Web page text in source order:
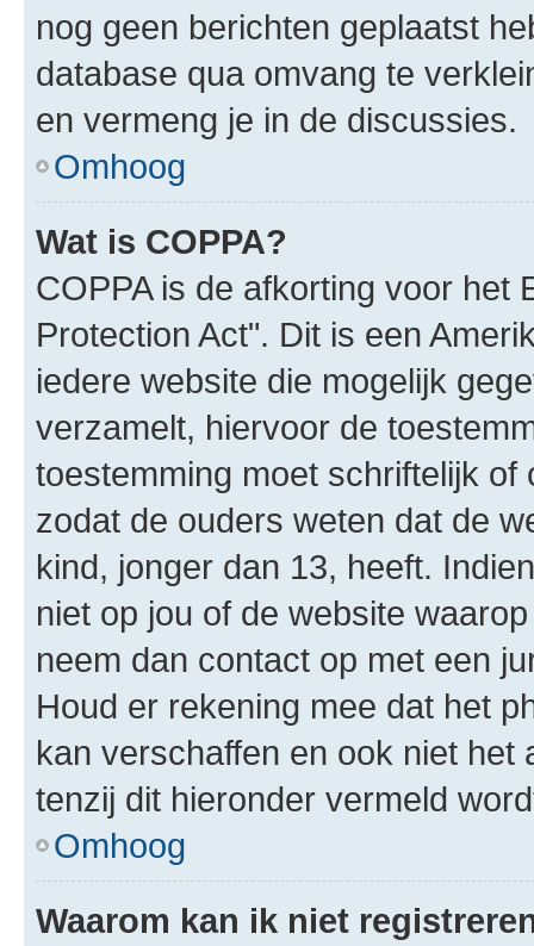
nog geen berichten geplaatst
database qua omvang te
en vermeng je in de discussies.
Omhoog
Wat is COPPA?
COPPA is de afkorting voor het
Protection Act". Dit is een
iedere website die mogelijk
verzamelt, hiervoor de
toestemming moet schriftelijk
zodat de ouders weten dat de
kind, jonger dan 13, heeft.
niet op jou of de website
neem dan contact op met een
Houd er rekening mee dat het
kan verschaffen en ook niet
tenzij dit hieronder vermeld
Omhoog
Waarom kan ik niet